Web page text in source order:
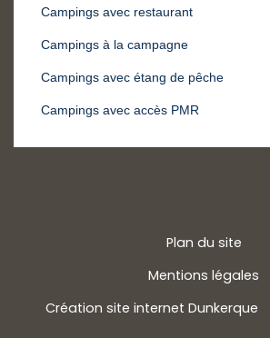
Campings avec restaurant
Campings à la campagne
Campings avec étang de pêche
Campings avec accès PMR
Plan du site
Mentions légales
Création site internet Dunkerque